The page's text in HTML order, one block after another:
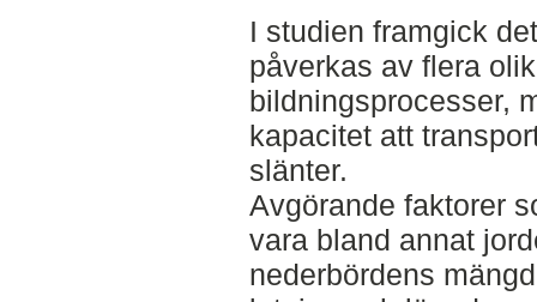
I studien framgick
påverkas av flera
bildningsprocesser,
kapacitet att
slänter.
Avgörande faktorer
vara bland annat
nederbördens